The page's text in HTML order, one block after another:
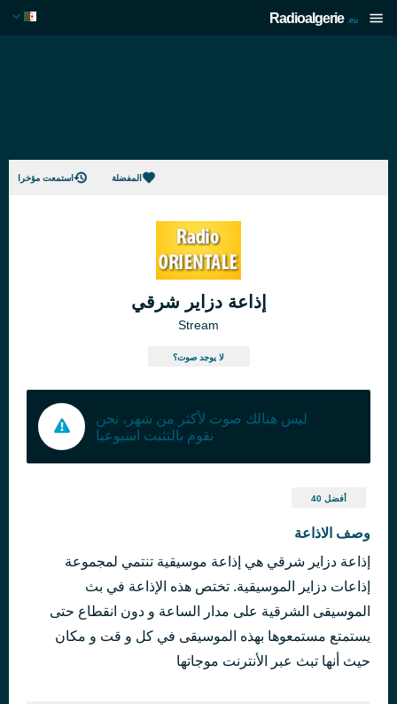
Radioalgerie .eu
المفضلة استمعت مؤخرا
إذاعة دزاير شرقي
Stream
لا يوجد صوت؟
ليس هنالك صوت لأكثر من شهر، نحن
نقوم بالتثبت اسبوعيا
أفضل 40
وصف الاذاعة
إذاعة دزاير شرقي هي إذاعة موسيقية تنتمي لمجموعة
إذاعات دزاير الموسيقية. تختص هذه الإذاعة في بث
الموسيقى الشرقية على مدار الساعة و دون انقطاع حتى
يستمتع مستمعوها بهذه الموسيقى في كل و قت و مكان
حيث أنها تبث عبر الأنترنت موجاتها